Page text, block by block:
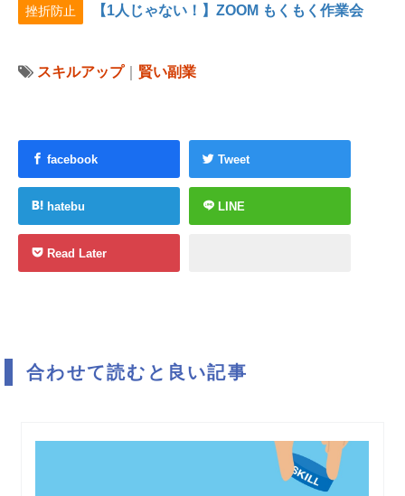
挫折防止 【1人じゃない！】ZOOM もくもく作業会
スキルアップ｜ 賢い副業
facebook Tweet
hatebu LINE
Read Later
合わせて読むと良い記事